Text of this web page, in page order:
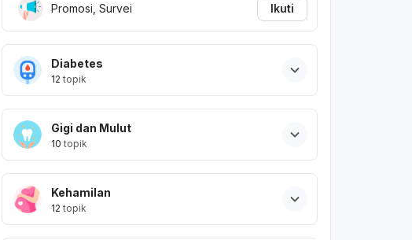
Promosi, Survei
Ikuti
Diabetes
12 topik
Gigi dan Mulut
10 topik
Kehamilan
12 topik